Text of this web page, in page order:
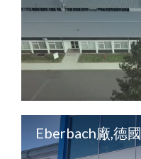
Eberbach廠,德國